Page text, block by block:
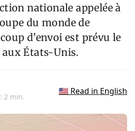
nationale appelée à
du monde de
d’envoi est prévu le
États-Unis.
2 min.
🇺🇸 Read in English